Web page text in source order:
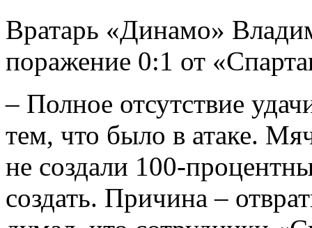
Вратарь «Динамо»
поражение 0:1 от
– Полное отсутствие
тем, что было в атаке.
не создали 100-
создать. Причина –